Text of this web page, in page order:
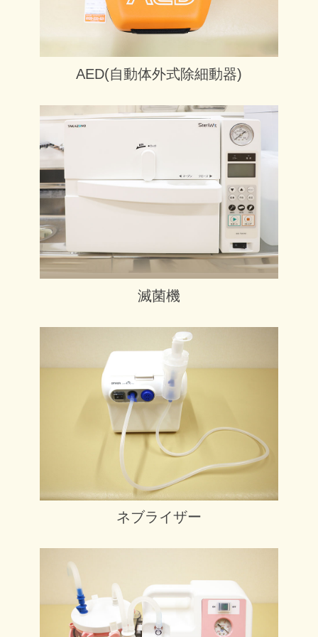
AED(自動体外式除細動器)
滅菌機
ネブライザー